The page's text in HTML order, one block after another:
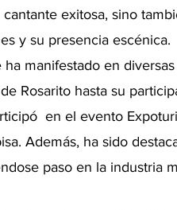
exitosa, sino
y su presencia escénica.
ha manifestado en
Rosarito hasta su
en el evento
Además, ha sido
paso en la industria